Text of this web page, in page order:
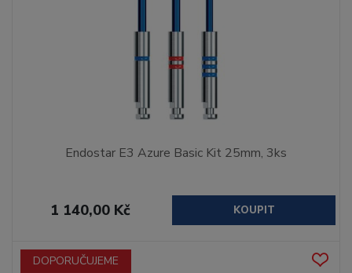
Endostar E3 Azure Basic Kit 25mm, 3ks
1 140,00 Kč KOUPIT
DOPORUČUJEME